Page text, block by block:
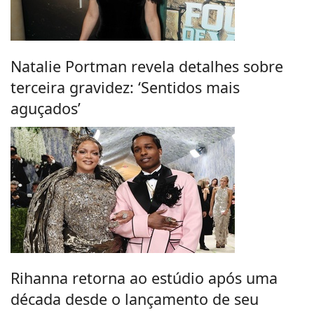
Natalie Portman revela detalhes sobre
terceira gravidez: ‘Sentidos mais
aguçados’
Rihanna retorna ao estúdio após uma
década desde o lançamento de seu